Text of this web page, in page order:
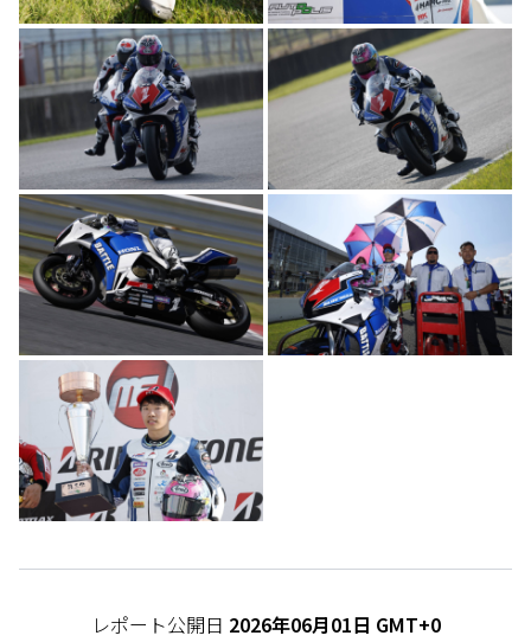
レポート公開日 2026年06月01日 GMT+0